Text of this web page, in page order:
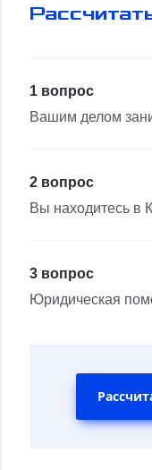
1 вопрос
Вашим делом
2 вопрос
Вы находитесь в
3 вопрос
Юридическая